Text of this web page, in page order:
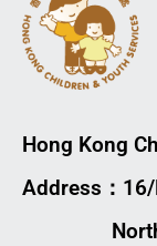
Hong Kong
Address：16/
North